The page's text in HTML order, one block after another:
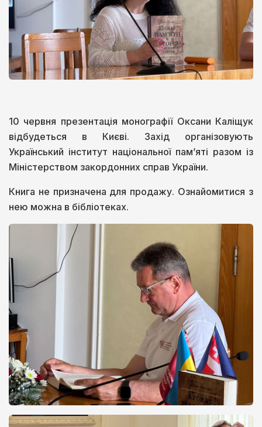
10 червня презентація монографії Оксани Каліщук
відбудеться в Києві. Захід організовують
Український інститут національної пам’яті разом із
Міністерством закордонних справ України.
Книга не призначена для продажу. Ознайомитися з
нею можна в бібліотеках.